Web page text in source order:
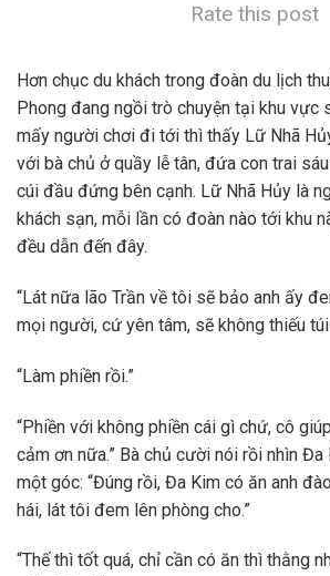
Rate this post
Hơn chục du khách trong đoàn du lịch
Phong đang ngồi trò chuyện tại khu vực
mấy người chơi đi tới thì thấy Lữ Nhã
với bà chủ ở quầy lễ tân, đứa con trai
cúi đầu đứng bên cạnh. Lữ Nhã Hủy là
khách sạn, mỗi lần có đoàn nào tới khu
đều dẫn đến đây.
“Lát nữa lão Trần về tôi sẽ bảo anh ấy
mọi người, cứ yên tâm, sẽ không thiếu túi
“Làm phiền rồi.”
“Phiền với không phiền cái gì chứ, cô
cảm ơn nữa.” Bà chủ cười nói rồi nhìn
một góc: “Đúng rồi, Đa Kim có ăn anh
hái, lát tôi đem lên phòng cho.”
“Thế thì tốt quá, chỉ cần có ăn thì thằng